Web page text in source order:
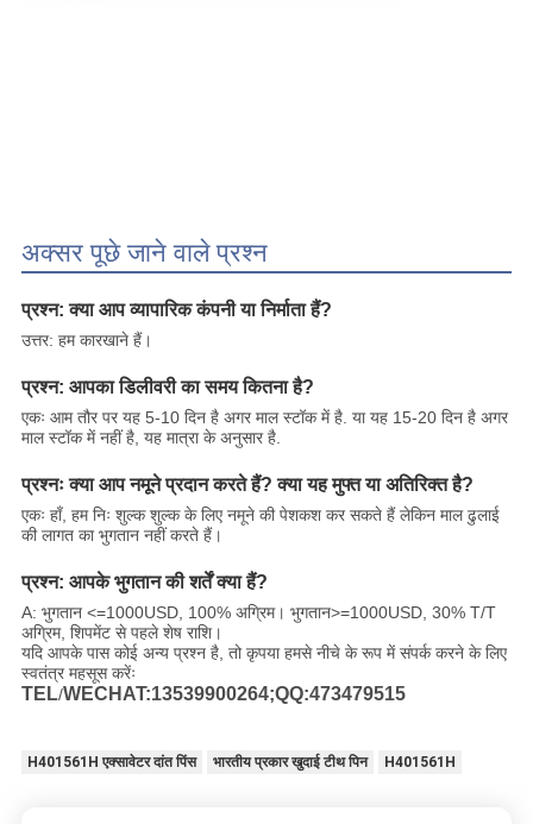
अक्सर पूछे जाने वाले प्रश्न
प्रश्न: क्या आप व्यापारिक कंपनी या निर्माता हैं?
उत्तर: हम कारखाने हैं।
प्रश्न: आपका डिलीवरी का समय कितना है?
एकः आम तौर पर यह 5-10 दिन है अगर माल स्टॉक में है. या यह 15-20 दिन है अगर
माल स्टॉक में नहीं है, यह मात्रा के अनुसार है.
प्रश्नः क्या आप नमूने प्रदान करते हैं? क्या यह मुफ्त या अतिरिक्त है?
एकः हाँ, हम निः शुल्क शुल्क के लिए नमूने की पेशकश कर सकते हैं लेकिन माल ढुलाई
की लागत का भुगतान नहीं करते हैं।
प्रश्न: आपके भुगतान की शर्तें क्या हैं?
A: भुगतान <=1000USD, 100% अग्रिम। भुगतान>=1000USD, 30% T/T
अग्रिम, शिपमेंट से पहले शेष राशि।
यदि आपके पास कोई अन्य प्रश्न है, तो कृपया हमसे नीचे के रूप में संपर्क करने के लिए
स्वतंत्र महसूस करेंः
TEL/WECHAT:13539900264;QQ:473479515
H401561H एक्सावेटर दांत पिंस भारतीय प्रकार खुदाई टीथ पिन H401561H